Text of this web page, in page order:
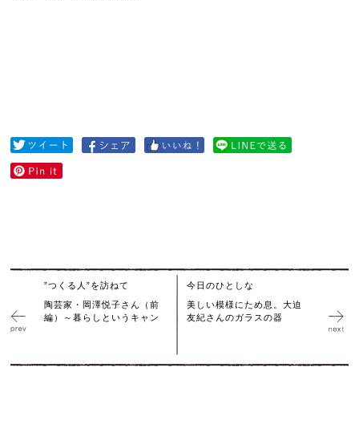
”つくる人”を訪ねて
陶芸家・岡澤悦子さん（前
編）～暮らしというキャン
今日のひとしな
美しい模様にため息。大迫
友紀さんのガラスの器